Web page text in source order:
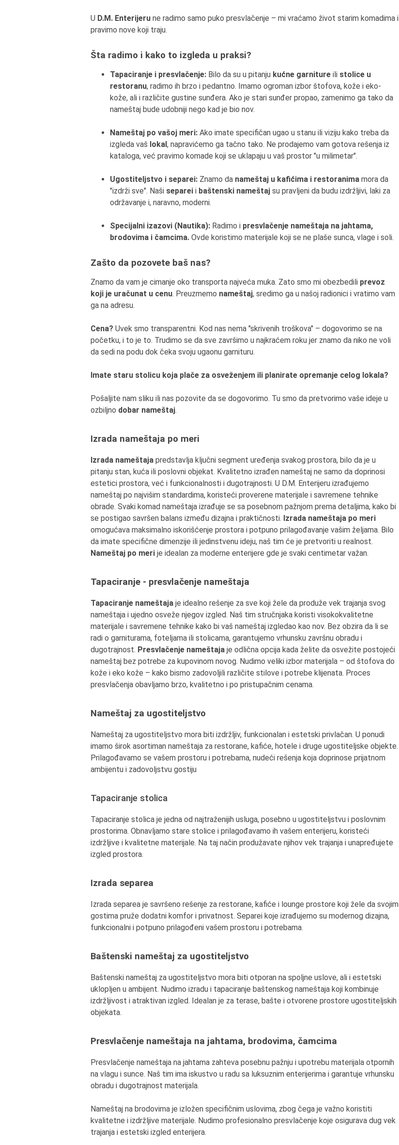
U D.M. Enterijeru ne radimo samo puko presvlačenje – mi vraćamo život starim komadima i
pravimo nove koji traju.
Šta radimo i kako to izgleda u praksi?
Tapaciranje i presvlačenje: Bilo da su u pitanju kućne garniture ili stolice u
restoranu, radimo ih brzo i pedantno. Imamo ogroman izbor štofova, kože i eko-
kože, ali i različite gustine sunđera. Ako je stari sunđer propao, zamenimo ga tako da
nameštaj bude udobniji nego kad je bio nov.
Nameštaj po vašoj meri: Ako imate specifičan ugao u stanu ili viziju kako treba da
izgleda vaš lokal, napravićemo ga tačno tako. Ne prodajemo vam gotova rešenja iz
kataloga, već pravimo komade koji se uklapaju u vaš prostor "u milimetar".
Ugostiteljstvo i separei: Znamo da nameštaj u kafićima i restoranima mora da
"izdrži sve". Naši separei i baštenski nameštaj su pravljeni da budu izdržljivi, laki za
održavanje i, naravno, moderni.
Specijalni izazovi (Nautika): Radimo i presvlačenje nameštaja na jahtama,
brodovima i čamcima. Ovde koristimo materijale koji se ne plaše sunca, vlage i soli.
Zašto da pozovete baš nas?
Znamo da vam je cimanje oko transporta najveća muka. Zato smo mi obezbedili prevoz
koji je uračunat u cenu. Preuzmemo nameštaj, sredimo ga u našoj radionici i vratimo vam
ga na adresu.
Cena? Uvek smo transparentni. Kod nas nema "skrivenih troškova" – dogovorimo se na
početku, i to je to. Trudimo se da sve završimo u najkraćem roku jer znamo da niko ne voli
da sedi na podu dok čeka svoju ugaonu garnituru.
Imate staru stolicu koja plače za osveženjem ili planirate opremanje celog lokala?
Pošaljite nam sliku ili nas pozovite da se dogovorimo. Tu smo da pretvorimo vaše ideje u
ozbiljno dobar nameštaj.
Izrada nameštaja po meri
Izrada nameštaja predstavlja ključni segment uređenja svakog prostora, bilo da je u
pitanju stan, kuća ili poslovni objekat. Kvalitetno izrađen nameštaj ne samo da doprinosi
estetici prostora, već i funkcionalnosti i dugotrajnosti. U D.M. Enterijeru izrađujemo
nameštaj po najvišim standardima, koristeći proverene materijale i savremene tehnike
obrade. Svaki komad nameštaja izrađuje se sa posebnom pažnjom prema detaljima, kako bi
se postigao savršen balans između dizajna i praktičnosti. Izrada nameštaja po meri
omogućava maksimalno iskorišćenje prostora i potpuno prilagođavanje vašim željama. Bilo
da imate specifične dimenzije ili jedinstvenu ideju, naš tim će je pretvoriti u realnost.
Nameštaj po meri je idealan za moderne enterijere gde je svaki centimetar važan.
Tapaciranje - presvlačenje nameštaja
Tapaciranje nameštaja je idealno rešenje za sve koji žele da produže vek trajanja svog
nameštaja i ujedno osveže njegov izgled. Naš tim stručnjaka koristi visokokvalitetne
materijale i savremene tehnike kako bi vaš nameštaj izgledao kao nov. Bez obzira da li se
radi o garniturama, foteljama ili stolicama, garantujemo vrhunsku završnu obradu i
dugotrajnost. Presvlačenje nameštaja je odlična opcija kada želite da osvežite postojeći
nameštaj bez potrebe za kupovinom novog. Nudimo veliki izbor materijala – od štofova do
kože i eko kože – kako bismo zadovoljili različite stilove i potrebe klijenata. Proces
presvlačenja obavljamo brzo, kvalitetno i po pristupačnim cenama.
Nameštaj za ugostiteljstvo
Nameštaj za ugostiteljstvo mora biti izdržljiv, funkcionalan i estetski privlačan. U ponudi
imamo širok asortiman nameštaja za restorane, kafiće, hotele i druge ugostiteljske objekte.
Prilagođavamo se vašem prostoru i potrebama, nudeći rešenja koja doprinose prijatnom
ambijentu i zadovoljstvu gostiju
Tapaciranje stolica
Tapaciranje stolica je jedna od najtraženijih usluga, posebno u ugostiteljstvu i poslovnim
prostorima. Obnavljamo stare stolice i prilagođavamo ih vašem enterijeru, koristeći
izdržljive i kvalitetne materijale. Na taj način produžavate njihov vek trajanja i unapređujete
izgled prostora.
Izrada separea
Izrada separea je savršeno rešenje za restorane, kafiće i lounge prostore koji žele da svojim
gostima pruže dodatni komfor i privatnost. Separei koje izrađujemo su modernog dizajna,
funkcionalni i potpuno prilagođeni vašem prostoru i potrebama.
Baštenski nameštaj za ugostiteljstvo
Baštenski nameštaj za ugostiteljstvo mora biti otporan na spoljne uslove, ali i estetski
uklopljen u ambijent. Nudimo izradu i tapaciranje baštenskog nameštaja koji kombinuje
izdržljivost i atraktivan izgled. Idealan je za terase, bašte i otvorene prostore ugostiteljskih
objekata.
Presvlačenje nameštaja na jahtama, brodovima, čamcima
Presvlačenje nameštaja na jahtama zahteva posebnu pažnju i upotrebu materijala otpornih
na vlagu i sunce. Naš tim ima iskustvo u radu sa luksuznim enterijerima i garantuje vrhunsku
obradu i dugotrajnost materijala.
Nameštaj na brodovima je izložen specifičnim uslovima, zbog čega je važno koristiti
kvalitetne i izdržljive materijale. Nudimo profesionalno presvlačenje koje osigurava dug vek
trajanja i estetski izgled enterijera.